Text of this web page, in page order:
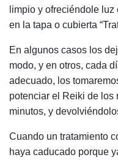
limpio y ofreciéndole
en la tapa o cubierta
En algunos casos los
modo, y en otros, cada
adecuado, los
potenciar el Reiki de los
minutos, y
Cuando un tratamiento
haya caducado porque